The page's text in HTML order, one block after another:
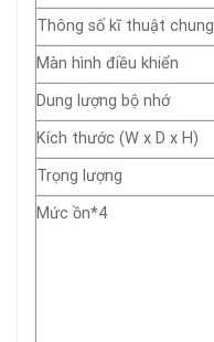
Thông số kĩ thuật chung
Màn hình điều khiển
Dung lượng bộ nhớ
Kích thước (W x D x H)
Trọng lượng
Mức ồn*4